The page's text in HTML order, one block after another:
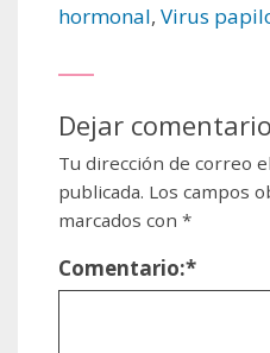
hormonal, Virus
Dejar comentario
Tu dirección de correo
publicada. Los campos
marcados con *
Comentario:*